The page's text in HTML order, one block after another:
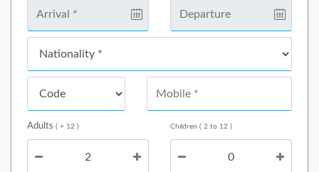
Adults ( + 12 ) Children ( 2 to 12 )